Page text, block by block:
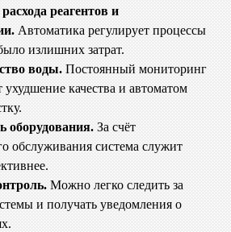
реагентов и
Автоматика регулирует процессы
излишних затрат.
воды. Постоянный мониторинг
ухудшение качества и автоматом
оборудования. За счёт
обслуживания система служит
Можно легко следить за
и получать уведомления о